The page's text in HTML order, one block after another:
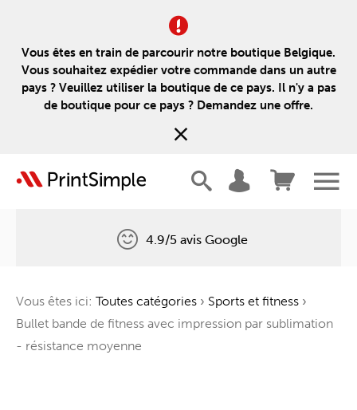
Vous êtes en train de parcourir notre boutique Belgique.
Vous souhaitez expédier votre commande dans un autre
pays ? Veuillez utiliser la boutique de ce pays. Il n'y a pas
de boutique pour ce pays ? Demandez une offre.
Un arbre pour chaque commande
4.9/5 avis Google
Vous êtes ici: Toutes catégories › Sports et fitness ›
Bullet bande de fitness avec impression par sublimation
- résistance moyenne